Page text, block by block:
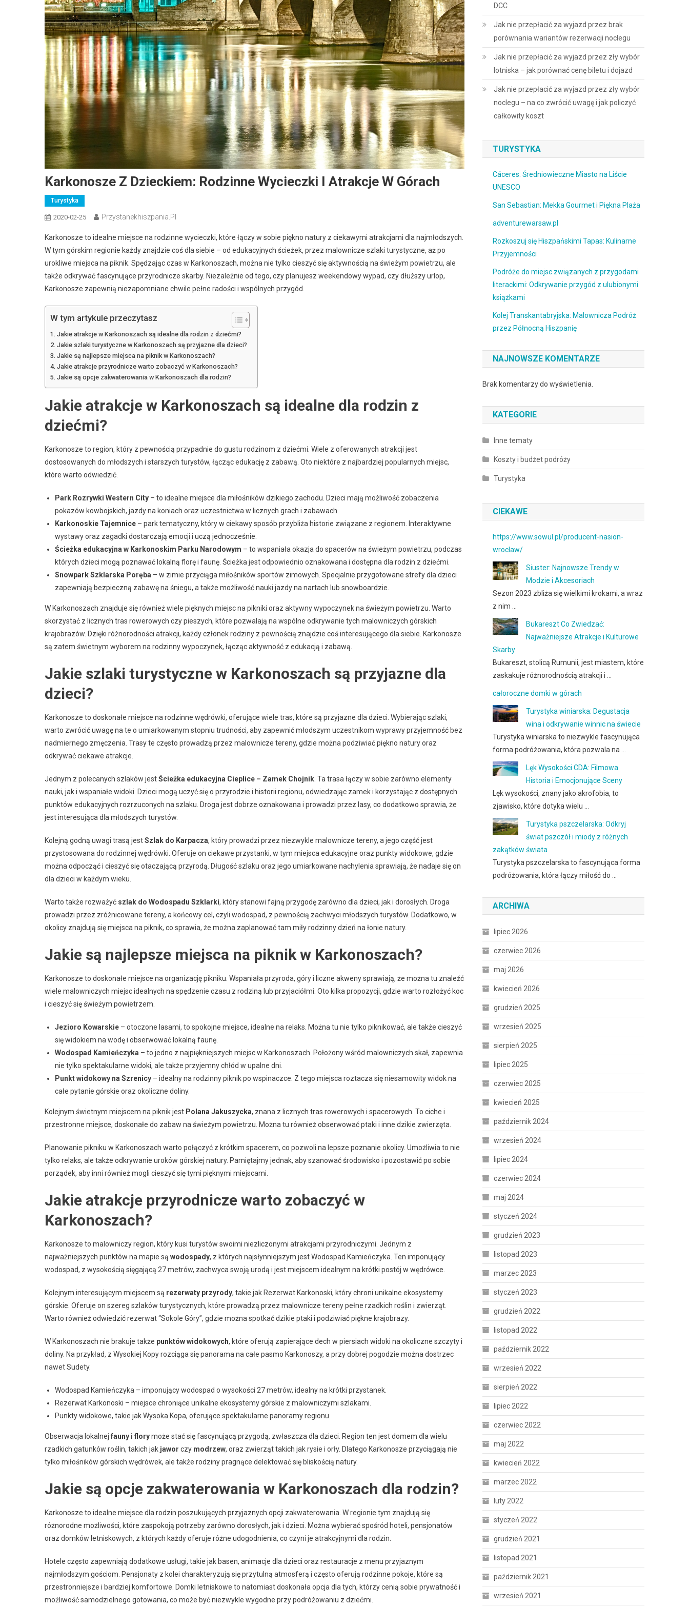
Karkonosze Z Dzieckiem: Rodzinne Wycieczki I Atrakcje W Górach
Turystyka
2020-02-25 Przystanekhiszpania.pl
Karkonosze to idealne miejsce na rodzinne wycieczki, które łączy w sobie piękno natury z ciekawymi atrakcjami dla najmłodszych.
W tym górskim regionie każdy znajdzie coś dla siebie – od edukacyjnych ścieżek, przez malownicze szlaki turystyczne, aż po
urokliwe miejsca na piknik. Spędzając czas w Karkonoszach, można nie tylko cieszyć się aktywnością na świeżym powietrzu, ale
także odkrywać fascynujące przyrodnicze skarby. Niezależnie od tego, czy planujesz weekendowy wypad, czy dłuższy urlop,
Karkonosze zapewnią niezapomniane chwile pełne radości i wspólnych przygód.
W tym artykule przeczytasz
Jakie atrakcje w Karkonoszach są idealne dla rodzin z dziećmi?
Jakie szlaki turystyczne w Karkonoszach są przyjazne dla dzieci?
Jakie są najlepsze miejsca na piknik w Karkonoszach?
Jakie atrakcje przyrodnicze warto zobaczyć w Karkonoszach?
Jakie są opcje zakwaterowania w Karkonoszach dla rodzin?
Jakie atrakcje w Karkonoszach są idealne dla rodzin z
dziećmi?
Karkonosze to region, który z pewnością przypadnie do gustu rodzinom z dziećmi. Wiele z oferowanych atrakcji jest
dostosowanych do młodszych i starszych turystów, łącząc edukację z zabawą. Oto niektóre z najbardziej popularnych miejsc,
które warto odwiedzić.
Park Rozrywki Western City – to idealne miejsce dla miłośników dzikiego zachodu. Dzieci mają możliwość zobaczenia
pokazów kowbojskich, jazdy na koniach oraz uczestnictwa w licznych grach i zabawach.
Karkonoskie Tajemnice – park tematyczny, który w ciekawy sposób przybliża historie związane z regionem. Interaktywne
wystawy oraz zagadki dostarczają emocji i uczą jednocześnie.
Ścieżka edukacyjna w Karkonoskim Parku Narodowym – to wspaniała okazja do spacerów na świeżym powietrzu, podczas
których dzieci mogą poznawać lokalną florę i faunę. Ścieżka jest odpowiednio oznakowana i dostępna dla rodzin z dziećmi.
Snowpark Szklarska Poręba – w zimie przyciąga miłośników sportów zimowych. Specjalnie przygotowane strefy dla dzieci
zapewniają bezpieczną zabawę na śniegu, a także możliwość nauki jazdy na nartach lub snowboardzie.
W Karkonoszach znajduje się również wiele pięknych miejsc na pikniki oraz aktywny wypoczynek na świeżym powietrzu. Warto
skorzystać z licznych tras rowerowych czy pieszych, które pozwalają na wspólne odkrywanie tych malowniczych górskich
krajobrazów. Dzięki różnorodności atrakcji, każdy członek rodziny z pewnością znajdzie coś interesującego dla siebie. Karkonosze
są zatem świetnym wyborem na rodzinny wypoczynek, łącząc aktywność z edukacją i zabawą.
Jakie szlaki turystyczne w Karkonoszach są przyjazne dla
dzieci?
Karkonosze to doskonałe miejsce na rodzinne wędrówki, oferujące wiele tras, które są przyjazne dla dzieci. Wybierając szlaki,
warto zwrócić uwagę na te o umiarkowanym stopniu trudności, aby zapewnić młodszym uczestnikom wyprawy przyjemność bez
nadmiernego zmęczenia. Trasy te często prowadzą przez malownicze tereny, gdzie można podziwiać piękno natury oraz
odkrywać ciekawe atrakcje.
Jednym z polecanych szlaków jestŚcieżka edukacyjna Cieplice – Zamek Chojnik. Ta trasa łączy w sobie zarówno elementy
nauki, jak i wspaniałe widoki. Dzieci mogą uczyć się o przyrodzie i historii regionu, odwiedzając zamek i korzystając z dostępnych
punktów edukacyjnych rozrzuconych na szlaku. Droga jest dobrze oznakowana i prowadzi przez lasy, co dodatkowo sprawia, że
jest interesująca dla młodszych turystów.
Kolejną godną uwagi trasą jestSzlak do Karpacza, który prowadzi przez niezwykle malownicze tereny, a jego część jest
przystosowana do rodzinnej wędrówki. Oferuje on ciekawe przystanki, w tym miejsca edukacyjne oraz punkty widokowe, gdzie
można odpocząć i cieszyć się otaczającą przyrodą. Długość szlaku oraz jego umiarkowane nachylenia sprawiają, że nadaje się on
dla dzieci w każdym wieku.
Warto także rozważyć szlak do Wodospadu Szklarki, który stanowi fajną przygodę zarówno dla dzieci, jak i dorosłych. Droga
prowadzi przez zróżnicowane tereny, a końcowy cel, czyli wodospad, z pewnością zachwyci młodszych turystów. Dodatkowo, w
okolicy znajdują się miejsca na piknik, co sprawia, że można zaplanować tam miły rodzinny dzień na łonie natury.
Jakie są najlepsze miejsca na piknik w Karkonoszach?
Karkonosze to doskonałe miejsce na organizację pikniku. Wspaniała przyroda, góry i liczne akweny sprawiają, że można tu znaleźć
wiele malowniczych miejsc idealnych na spędzenie czasu z rodziną lub przyjaciółmi. Oto kilka propozycji, gdzie warto rozłożyć koc
i cieszyć się świeżym powietrzem.
Jezioro Kowarskie – otoczone lasami, to spokojne miejsce, idealne na relaks. Można tu nie tylko piknikować, ale także cieszyć
się widokiem na wodę i obserwować lokalną faunę.
Wodospad Kamieńczyka – to jedno z najpiękniejszych miejsc w Karkonoszach. Położony wśród malowniczych skał, zapewnia
nie tylko spektakularne widoki, ale także przyjemny chłód w upalne dni.
Punkt widokowy na Szrenicy – idealny na rodzinny piknik po wspinaczce. Z tego miejsca roztacza się niesamowity widok na
całe pytanie górskie oraz okoliczne doliny.
Kolejnym świetnym miejscem na piknik jest Polana Jakuszycka, znana z licznych tras rowerowych i spacerowych. To ciche i
przestronne miejsce, doskonałe do zabaw na świeżym powietrzu. Można tu również obserwować ptaki i inne dzikie zwierzęta.
Planowanie pikniku w Karkonoszach warto połączyć z krótkim spacerem, co pozwoli na lepsze poznanie okolicy. Umożliwia to nie
tylko relaks, ale także odkrywanie uroków górskiej natury. Pamiętajmy jednak, aby szanować środowisko i pozostawić po sobie
porządek, aby inni również mogli cieszyć się tymi pięknymi miejscami.
Jakie atrakcje przyrodnicze warto zobaczyć w
Karkonoszach?
Karkonosze to malowniczy region, który kusi turystów swoimi niezliczonymi atrakcjami przyrodniczymi. Jednym z
najważniejszych punktów na mapie są wodospady, z których najsłynniejszym jest Wodospad Kamieńczyka. Ten imponujący
wodospad, z wysokością sięgającą 27 metrów, zachwyca swoją urodą i jest miejscem idealnym na krótki postój w wędrówce.
Kolejnym interesującym miejscem są rezerwaty przyrody, takie jak Rezerwat Karkonoski, który chroni unikalne ekosystemy
górskie. Oferuje on szereg szlaków turystycznych, które prowadzą przez malownicze tereny pełne rzadkich roślin i zwierząt.
Warto również odwiedzić rezerwat “Sokole Góry”, gdzie można spotkać dzikie ptaki i podziwiać piękne krajobrazy.
W Karkonoszach nie brakuje także punktów widokowych, które oferują zapierające dech w piersiach widoki na okoliczne szczyty i
doliny. Na przykład, z Wysokiej Kopy rozciąga się panorama na całe pasmo Karkonoszy, a przy dobrej pogodzie można dostrzec
nawet Sudety.
Wodospad Kamieńczyka – imponujący wodospad o wysokości 27 metrów, idealny na krótki przystanek.
Rezerwat Karkonoski – miejsce chroniące unikalne ekosystemy górskie z malowniczymi szlakami.
Punkty widokowe, takie jak Wysoka Kopa, oferujące spektakularne panoramy regionu.
Obserwacja lokalnej fauny i florymoże stać się fascynującą przygodą, zwłaszcza dla dzieci. Region ten jest domem dla wielu
rzadkich gatunków roślin, takich jak jawor czy modrzew, oraz zwierząt takich jak rysie i orły. Dlatego Karkonosze przyciągają nie
tylko miłośników górskich wędrówek, ale także rodziny pragnące delektować się bliskością natury.
Jakie są opcje zakwaterowania w Karkonoszach dla rodzin?
Karkonosze to idealne miejsce dla rodzin poszukujących przyjaznych opcji zakwaterowania. W regionie tym znajdują się
różnorodne możliwości, które zaspokoją potrzeby zarówno dorosłych, jak i dzieci. Można wybierać spośród hoteli, pensjonatów
oraz domków letniskowych, z których każdy oferuje różne udogodnienia, co czyni je atrakcyjnymi dla rodzin.
Hotele często zapewniają dodatkowe usługi, takie jak basen, animacje dla dzieci oraz restauracje z menu przyjaznym
najmłodszym gościom. Pensjonaty z kolei charakteryzują się przytulną atmosferą i często oferują rodzinne pokoje, które są
przestronniejsze i bardziej komfortowe. Domki letniskowe to natomiast doskonała opcja dla tych, którzy cenią sobie prywatność i
możliwość samodzielnego gotowania, co może być niezwykle wygodne przy podróżowaniu z dziećmi.
DCC
Jak nie przepłacić za wyjazd przez brak
porównania wariantów rezerwacji noclegu
Jak nie przepłacić za wyjazd przez zły wybór
lotniska – jak porównać cenę biletu i dojazd
Jak nie przepłacić za wyjazd przez zły wybór
noclegu – na co zwrócić uwagę i jak policzyć
całkowity koszt
TURYSTYKA
Cáceres: Średniowieczne Miasto na Liście
UNESCO
San Sebastian: Mekka Gourmet i Piękna Plaża
adventurewarsaw.pl
Rozkoszuj się Hiszpańskimi Tapas: Kulinarne
Przyjemności
Podróże do miejsc związanych z przygodami
literackimi: Odkrywanie przygód z ulubionymi
książkami
Kolej Transkantabryjska: Malownicza Podróż
przez Północną Hiszpanię
NAJNOWSZE KOMENTARZE
Brak komentarzy do wyświetlenia.
KATEGORIE
Inne tematy
Koszty i budżet podróży
Turystyka
CIEKAWE
https://www.sowul.pl/producent-nasion-
wroclaw/
Siuster: Najnowsze Trendy w
Modzie i Akcesoriach
Sezon 2023 zbliża się wielkimi krokami, a wraz
z nim …
Bukareszt Co Zwiedzać:
Najważniejsze Atrakcje i Kulturowe
Skarby
Bukareszt, stolicą Rumunii, jest miastem, które
zaskakuje różnorodnością atrakcji i …
całoroczne domki w górach
Turystyka winiarska: Degustacja
wina i odkrywanie winnic na świecie
Turystyka winiarska to niezwykle fascynująca
forma podróżowania, która pozwala na …
Lęk Wysokości CDA: Filmowa
Historia i Emocjonujące Sceny
Lęk wysokości, znany jako akrofobia, to
zjawisko, które dotyka wielu …
Turystyka pszczelarska: Odkryj
świat pszczół i miody z różnych
zakątków świata
Turystyka pszczelarska to fascynująca forma
podróżowania, która łączy miłość do …
ARCHIWA
lipiec 2026
czerwiec 2026
maj 2026
kwiecień 2026
grudzień 2025
wrzesień 2025
sierpień 2025
lipiec 2025
czerwiec 2025
kwiecień 2025
październik 2024
wrzesień 2024
lipiec 2024
czerwiec 2024
maj 2024
styczeń 2024
grudzień 2023
listopad 2023
marzec 2023
styczeń 2023
grudzień 2022
listopad 2022
październik 2022
wrzesień 2022
sierpień 2022
lipiec 2022
czerwiec 2022
maj 2022
kwiecień 2022
marzec 2022
luty 2022
styczeń 2022
grudzień 2021
listopad 2021
październik 2021
wrzesień 2021